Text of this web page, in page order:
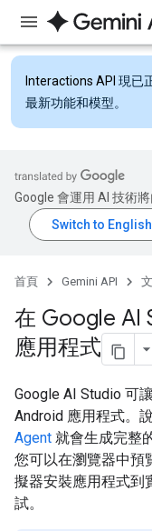
Interactions API 現已
最新功能和模型。
Google 會運用 AI 技術
首頁 Gemini API
在 Google AI
應用程式
Google AI Studio 可
Android 應用程式。
Agent 就會生成完整
您可以在瀏覽器中預
擬器安裝應用程式到
試。